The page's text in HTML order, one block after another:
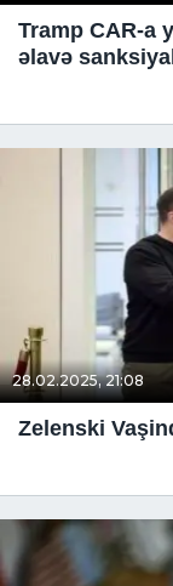
Tramp CAR-a
əlavə
28.02.2025, 21:08
Zelenski